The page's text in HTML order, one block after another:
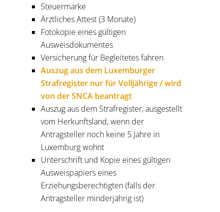
Steuermarke
Ärztliches Attest (3 Monate)
Fotokopie eines gültigen
Ausweisdokumentes
Versicherung für Begleitetes fahren
Auszug aus dem Luxemburger
Strafregister nur für Volljährige / wird
von der SNCA beantragt
Auszug aus dem Strafregister, ausgestellt
vom Herkunftsland, wenn der
Antragsteller noch keine 5 Jahre in
Luxemburg wohnt
Unterschrift und Kopie eines gültigen
Ausweispapiers eines
Erziehungsberechtigten (falls der
Antragsteller minderjährig ist)